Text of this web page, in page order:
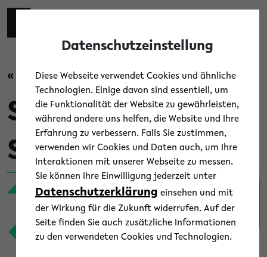
Skip to main content
« Zurück zur Übersicht
Schülerinnen und
Schüler
Datenschutzeinstellung
Diese Webseite verwendet Cookies und ähnliche
Technologien. Einige davon sind essentiell, um
die Funktionalität der Website zu gewährleisten,
während andere uns helfen, die Website und Ihre
Erfahrung zu verbessern. Falls Sie zustimmen,
verwenden wir Cookies und Daten auch, um Ihre
Interaktionen mit unserer Webseite zu messen.
Sie können Ihre Einwilligung jederzeit unter
Datenschutzerklärung einsehen und mit
der Wirkung für die Zukunft widerrufen. Auf der
Seite finden Sie auch zusätzliche Informationen
zu den verwendeten Cookies und Technologien.